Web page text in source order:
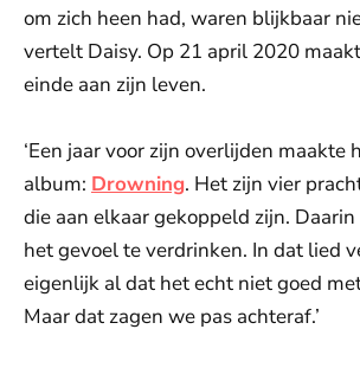
om zich heen had, waren blijkbaar
vertelt Daisy. Op 21 april 2020
einde aan zijn leven.
‘Een jaar voor zijn overlijden maakte
album: Drowning. Het zijn vier
die aan elkaar gekoppeld zijn.
het gevoel te verdrinken. In dat lied
eigenlijk al dat het echt niet goed
Maar dat zagen we pas achteraf.’